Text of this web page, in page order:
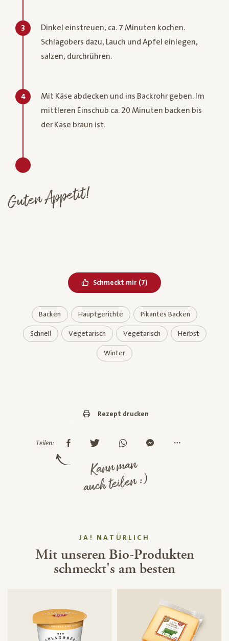
3
Dinkel einstreuen, ca. 7 Minuten kochen.
Schlagobers dazu, Lauch und Apfel einlegen,
salzen, durchrühren.
4
Mit Käse abdecken und ins Backrohr geben. Im
mittleren Einschub ca. 20 Minuten backen bis
der Käse braun ist.
Guten Appetit!
Schmeckt mir Bereits geliked
(7)
Backen Hauptgerichte Pikantes Backen
Schnell Vegetarisch Vegetarisch Herbst
Winter
Rezept drucken
Teilen:
Kann man
auch teilen :)
JA! NATÜRLICH
Mit unseren Bio-Produkten
schmeckt's am besten